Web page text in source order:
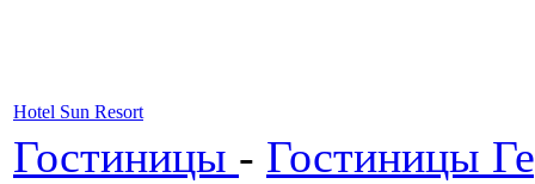
Hotel Sun Resort
Гостиницы - Гостиницы